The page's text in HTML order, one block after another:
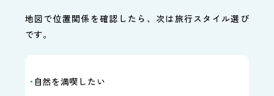
地図で位置関係を確認したら、次は旅行スタイル選び
です。
自然を満喫したい